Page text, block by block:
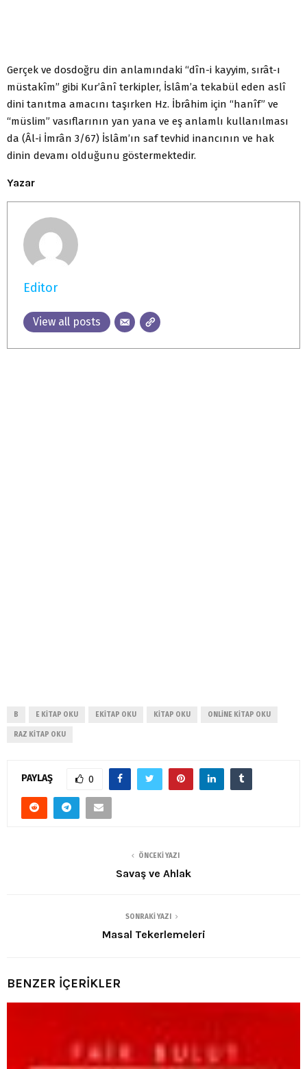
Gerçek ve dosdoğru din anlamındaki “dîn-i kayyim, sırât-ı
müstakîm” gibi Kur’ânî terkipler, İslâm’a tekabül eden aslî
dini tanıtma amacını taşırken Hz. İbrâhim için “hanîf” ve
“müslim” vasıflarının yan yana ve eş anlamlı kullanılması
da (Âl-i İmrân 3/67) İslâm’ın saf tevhid inancının ve hak
dinin devamı olduğunu göstermektedir.
Yazar
Editor
View all posts
B E KITAP OKU EKITAP OKU KITAP OKU ONLINE KITAP OKU
RAZ KITAP OKU
PAYLAŞ 0
ÖNCEKI YAZI
Savaş ve Ahlak
SONRAKI YAZI
Masal Tekerlemeleri
BENZER İÇERİKLER